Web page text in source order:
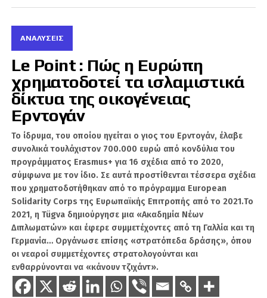
ΣΧΕΤΙΚΆ ΘΈΜΑΤΑ
ΑΙΓΑΊΟ
ΓΑΛΆΖΙΑ ΠΑΤΡΊΔΑ
ΓΙΏΡΓΟΣ ΓΕΡΑΠΕΤΡΊΤΗΣ
ΕΛΛΆΔΑ
ΚΎΠΡΟΣ
ΤΟΥΡΚΊΑ
ΧΑΚΆΝ ΦΙΝΤΆΝ
Είναι ο άγνωστος Χ, αλλά φυσικό πρόσωπο που
βοηθάει στην παραγωγή ειδήσεων στο Geopolitico.gr,
αλλά και τη δημιουργία βίντεο στο κανάλι του Σάββα
Καλεντερίδη. Πολλοί τον χαρακτηρίζουν ως ανθρώπινο
αλγόριθμο λόγω του όγκου των δεδομένων και
πληροφοριών που αφομοιώνει καθημερινώς. Είναι
καταδρομέας με ειδικότητα Χειριστή Ασυρμάτων
Μέσων.
ΑΝΑΛΎΣΕΙΣ
Le Point : Πώς η Ευρώπη
χρηματοδοτεί τα ισλαμιστικά
δίκτυα της οικογένειας
Ερντογάν
Το ίδρυμα, του οποίου ηγείται ο γιος του Ερντογάν, έλαβε
συνολικά τουλάχιστον 700.000 ευρώ από κονδύλια του
προγράμματος Erasmus+ για 16 σχέδια από το 2020,
σύμφωνα με τον ίδιο. Σε αυτά προστίθενται τέσσερα σχέδια
που χρηματοδοτήθηκαν από το πρόγραμμα European
Solidarity Corps της Ευρωπαϊκής Επιτροπής από το 2021.Το
2021, η Tügva δημιούργησε μια «Ακαδημία Νέων
Διπλωματών» και έφερε συμμετέχοντες από τη Γαλλία και τη
Γερμανία… Οργάνωσε επίσης «στρατόπεδα δράσης», όπου
οι νεαροί συμμετέχοντες στρατολογούνται και
ενθαρρύνονται να «κάνουν τζιχάντ».